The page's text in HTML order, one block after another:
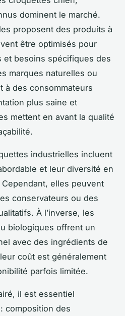
dominent le marché.
proposent des produits à
être optimisés pour
et besoins spécifiques des
marques naturelles ou
à des consommateurs
plus saine et
mettent en avant la qualité
industrielles incluent
et leur diversité en
elles peuvent
conservateurs ou des
À l’inverse, les
biologiques offrent un
avec des ingrédients de
coût est généralement
parfois limitée.
il est essentiel
composition des